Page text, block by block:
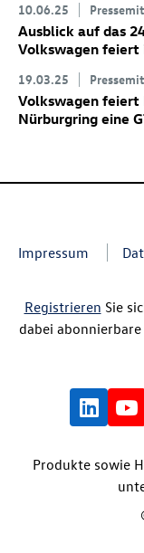
10.06.25
Ausblick auf das
Volkswagen feiert
19.03.25
Volkswagen feiert
Nürburgring eine
Impressum
Registrieren Sie
dabei
Produkte sowie